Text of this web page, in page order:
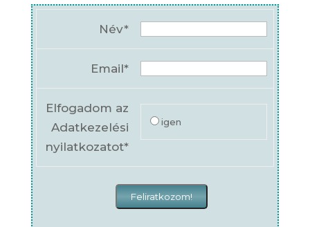
Név*
Email*
Elfogadom az
Adatkezelési
nyilatkozatot*
igen